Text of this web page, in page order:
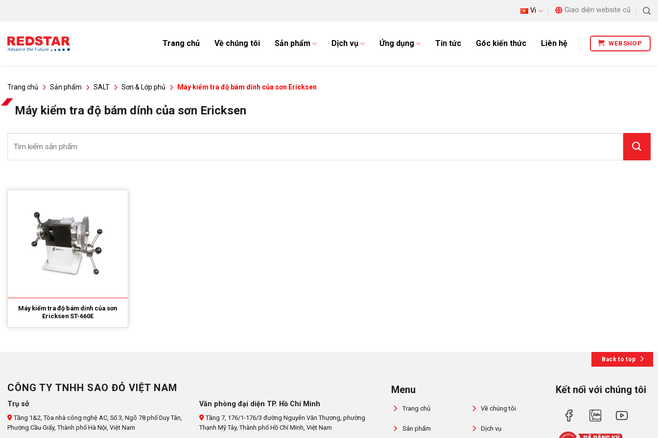
dung
Vi Giao diện website cũ
Trang chủ Về chúng tôi Sản phẩm Dịch vụ Ứng dụng Tin tức Góc kiến thức Liên hệ WEBSHOP
Trang chủ Sản phẩm SALT Sơn & Lớp phủ Máy kiểm tra độ bám dính của sơn Ericksen
Máy kiểm tra độ bám dính của sơn Ericksen
kiếm:
Máy kiểm tra độ bám dính của sơn
Ericksen ST-660E
Back to top
CÔNG TY TNHH SAO ĐỎ VIỆT NAM
Trụ sở
Tầng 1&2, Tòa nhà công nghệ AC, Số 3, Ngõ 78 phố Duy Tân,
Phường Cầu Giấy, Thành phố Hà Nội, Việt Nam
Văn phòng đại diện TP. Hồ Chí Minh
Tầng 7, 176/1-176/3 đường Nguyễn Văn Thương, phường
Thạnh Mỹ Tây, Thành phố Hồ Chí Minh, Việt Nam
Menu
Trang chủ Về chúng tôi
Sản phẩm Dịch vụ
Kết nối với chúng tôi